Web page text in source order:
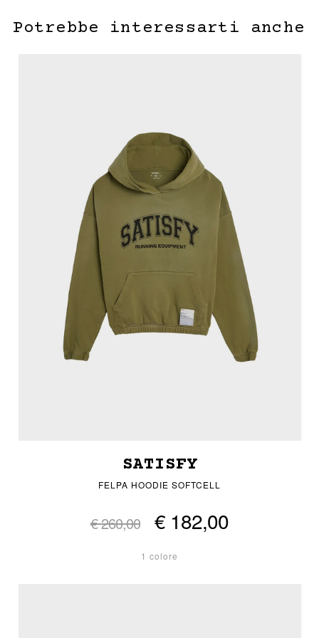
Potrebbe interessarti anche
SATISFY
FELPA HOODIE SOFTCELL
€ 260,00 € 182,00
1 colore